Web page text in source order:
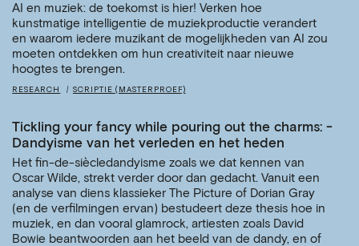
AI en muziek: de toekomst is hier! Verken hoe
kunstmatige intelligentie de muziekproductie verandert
en waarom iedere muzikant de mogelijkheden van AI zou
moeten ontdekken om hun creativiteit naar nieuwe
hoogtes te brengen.
RESEARCH SCRIPTIE (MASTERPROEF)
Tickling your fancy while pouring out the charms: -
Dandyisme van het verleden en het heden
Het fin-de-siècledandyisme zoals we dat kennen van
Oscar Wilde, strekt verder door dan gedacht. Vanuit een
analyse van diens klassieker The Picture of Dorian Gray
(en de verfilmingen ervan) bestudeert deze thesis hoe in
muziek, en dan vooral glamrock, artiesten zoals David
Bowie beantwoorden aan het beeld van de dandy, en of